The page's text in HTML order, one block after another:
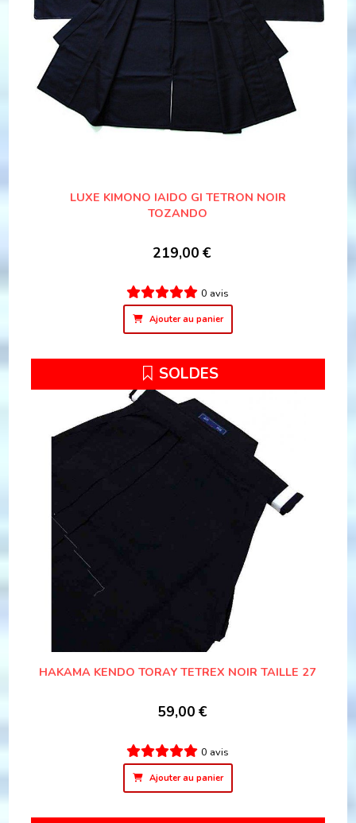
LUXE KIMONO IAIDO GI TETRON NOIR
TOZANDO
219,00 €
0 avis
Ajouter au panier
SOLDES
HAKAMA KENDO TORAY TETREX NOIR TAILLE 27
59,00 €
0 avis
Ajouter au panier